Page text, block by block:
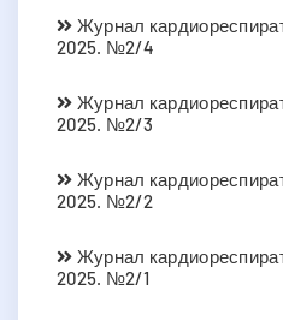
Журнал
2025. №2/4
Журнал
2025. №2/3
Журнал
2025. №2/2
Журнал
2025. №2/1